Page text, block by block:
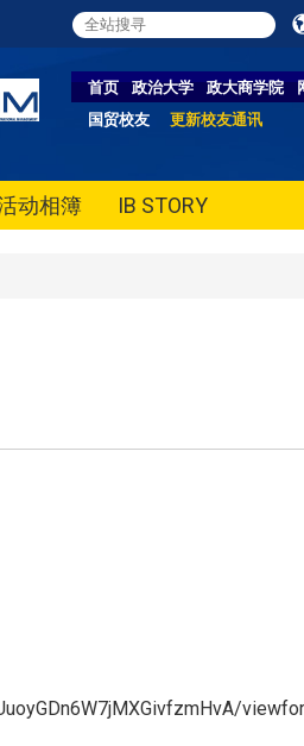
首页 政治大学 政大商学院
国贸校友
更新校友通讯
动相簿 IB STORY